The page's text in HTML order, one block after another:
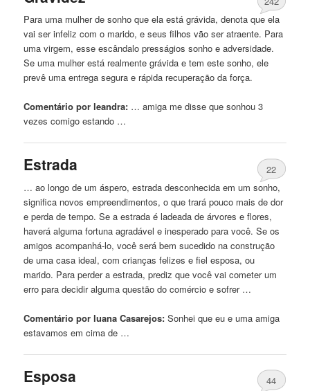
Para uma mulher de sonhoque ela está grávida, denotaque ela
vai ser infeliz com o marido, e seus filhos vão ser atraente. Para
uma virgem, esse escândalo presságios sonho e adversidade.
Se uma mulher está realmente grávida e tem este sonho, ele
prevê uma entrega segura e rápida recuperação da força.
Comentário por leandra: … amiga me disseque sonhou 3
vezes comigo estando …
Estrada
22
… ao longo de um áspero, estrada desconhecida em um sonho,
significa novos empreendimentos, oque trará pouco mais de dor
e perda de tempo. Se a estrada é ladeada de árvores e flores,
haverá alguma fortuna agradável e inesperado para você. Se os
amigos acompanhá-lo, você será bem sucedido na construção
de uma casa ideal, com crianças felizes e fiel esposa, ou
marido. Para perder a estrada, predizque vocêvai cometer um
erro para decidir alguma questão do comércio e sofrer …
Comentário por luana Casarejos: Sonheique eu e uma amiga
estavamos em cima de …
Esposa
44